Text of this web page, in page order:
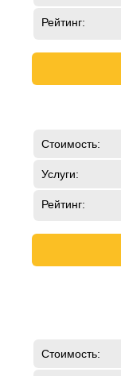
Рейтинг:
Стоимость:
Услуги:
Рейтинг:
Стоимость: